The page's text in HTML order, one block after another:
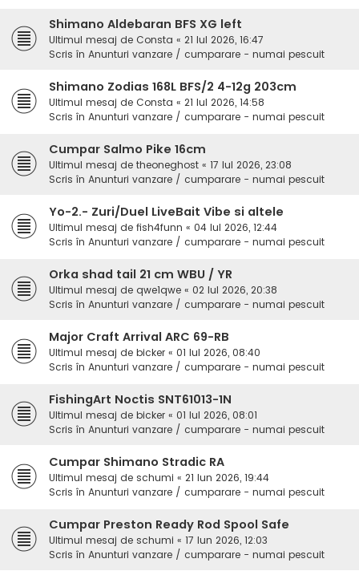
Shimano Aldebaran BFS XG left
Ultimul mesaj de Consta « 21 Iul 2026, 16:47
Scris în Anunturi vanzare / cumparare - numai pescuit
Shimano Zodias 168L BFS/2 4-12g 203cm
Ultimul mesaj de Consta « 21 Iul 2026, 14:58
Scris în Anunturi vanzare / cumparare - numai pescuit
Cumpar Salmo Pike 16cm
Ultimul mesaj de theoneghost « 17 Iul 2026, 23:08
Scris în Anunturi vanzare / cumparare - numai pescuit
Yo-2.- Zuri/Duel LiveBait Vibe si altele
Ultimul mesaj de fish4funn « 04 Iul 2026, 12:44
Scris în Anunturi vanzare / cumparare - numai pescuit
Orka shad tail 21 cm WBU / YR
Ultimul mesaj de qwe1qwe « 02 Iul 2026, 20:38
Scris în Anunturi vanzare / cumparare - numai pescuit
Major Craft Arrival ARC 69-RB
Ultimul mesaj de bicker « 01 Iul 2026, 08:40
Scris în Anunturi vanzare / cumparare - numai pescuit
FishingArt Noctis SNT61013-1N
Ultimul mesaj de bicker « 01 Iul 2026, 08:01
Scris în Anunturi vanzare / cumparare - numai pescuit
Cumpar Shimano Stradic RA
Ultimul mesaj de schumi « 21 Iun 2026, 19:44
Scris în Anunturi vanzare / cumparare - numai pescuit
Cumpar Preston Ready Rod Spool Safe
Ultimul mesaj de schumi « 17 Iun 2026, 12:03
Scris în Anunturi vanzare / cumparare - numai pescuit